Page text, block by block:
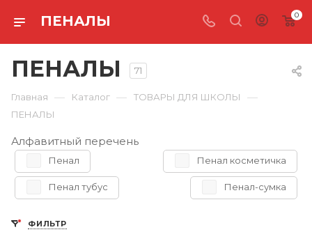
ПЕНАЛЫ 0
ПЕНАЛЫ 71
Главная — Каталог — ТОВАРЫ ДЛЯ ШКОЛЫ —
ПЕНАЛЫ
Алфавитный перечень
Пенал Пенал косметичка
Пенал тубус Пенал-сумка
ФИЛЬТР